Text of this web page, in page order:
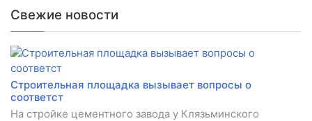
Свежие новости
Строительная площадка вызывает вопросы о
соответст
На стройке цементного завода у Клязьминского